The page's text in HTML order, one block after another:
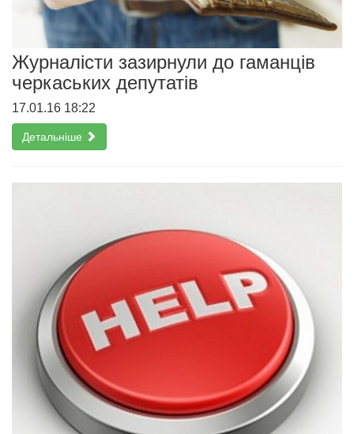
Журналісти зазирнули до гаманців
черкаських депутатів
17.01.16 18:22
Детальніше